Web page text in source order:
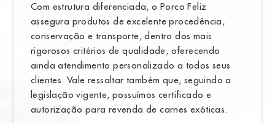
Com estrutura diferenciada, o Porco Feliz
assegura produtos de excelente procedência,
conservação e transporte, dentro dos mais
rigorosos critérios de qualidade, oferecendo
ainda atendimento personalizado a todos seus
clientes. Vale ressaltar também que, seguindo a
legislação vigente, possuímos certificado e
autorização para revenda de carnes exóticas.